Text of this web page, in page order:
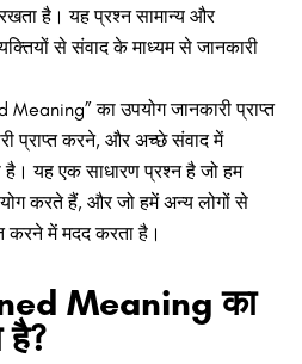
है। यह प्रश्न सामान्य और
से संवाद के माध्यम से जानकारी
का उपयोग जानकारी प्राप्त
प्राप्त करने, और अच्छे संवाद में
है। यह एक साधारण प्रश्न है जो हम
करते हैं, और जो हमें अन्य लोगों से
करने में मदद करता है।
Meaning का
है?